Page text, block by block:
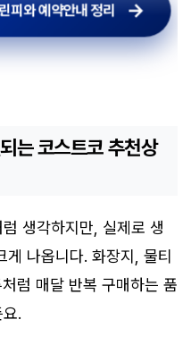
와 예약안내 정리
는 코스트코 추천상
생각하지만, 실제로 생
나옵니다. 화장지, 물티
럼 매달 반복 구매하는 품
.